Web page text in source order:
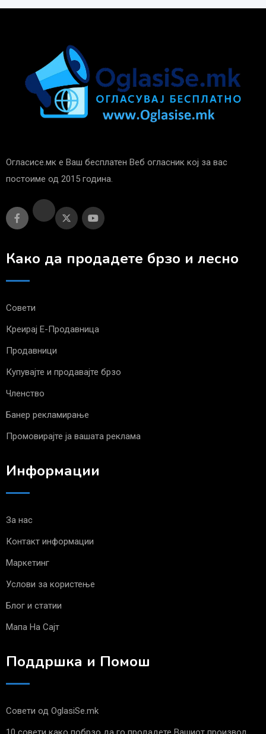
Огласисе.мк е Ваш бесплатен Веб огласник кој за вас
постоиме од 2015 година.
Како да продадете брзо и лесно
Совети
Креирај Е-Продавница
Продавници
Купувајте и продавајте брзо
Членство
Банер рекламирање
Промовирајте ја вашата реклама
Информации
За нас
Контакт информации
Маркетинг
Услови за користење
Блог и статии
Мапа На Сајт
Поддршка и Помош
Совети од OglasiSe.mk